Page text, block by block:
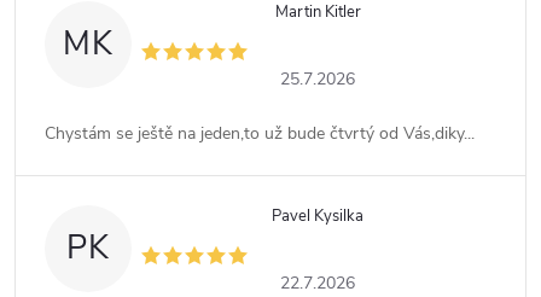
MK
Martin Kitler
25.7.2026
Chystám se ještě na jeden,to už bude čtvrtý od Vás,diky...
PK
Pavel Kysilka
22.7.2026